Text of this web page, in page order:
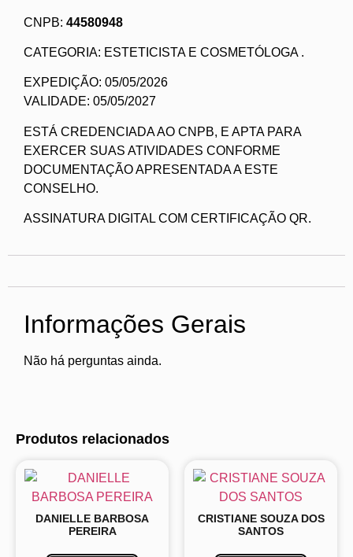
CNPB: 44580948
CATEGORIA: ESTETICISTA E COSMETÓLOGA .
EXPEDIÇÃO: 05/05/2026
VALIDADE: 05/05/2027
ESTÁ CREDENCIADA AO CNPB, E APTA PARA
EXERCER SUAS ATIVIDADES CONFORME
DOCUMENTAÇÃO APRESENTADA A ESTE
CONSELHO.
ASSINATURA DIGITAL COM CERTIFICAÇÃO QR.
Informações Gerais
Não há perguntas ainda.
Produtos relacionados
DANIELLE BARBOSA
PEREIRA
CRISTIANE SOUZA DOS
SANTOS